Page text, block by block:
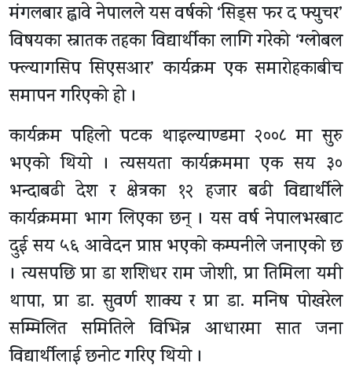
मंगलबार ह्वावे नेपालले यस वर्षको ‘सिड्स फर द फ्युचर’
विषयका स्नातक तहका विद्यार्थीका लागि गरेको ‘ग्लोबल
फ्ल्यागसिप सिएसआर’ कार्यक्रम एक समारोहकाबीच
समापन गरिएको हाे ।
कार्यक्रम पहिलो पटक थाइल्याण्डमा २००८ मा सुरु
भएको थियो । त्यसयता कार्यक्रममा एक सय ३०
भन्दाबढी देश र क्षेत्रका १२ हजार बढी विद्यार्थीले
कार्यक्रममा भाग लिएका छन् । यस वर्ष नेपालभरबाट
दुई सय ५६ आवेदन प्राप्त भएको कम्पनीले जनाएको छ
। त्यसपछि प्रा डा शशिधर राम जोशी, प्रा तिमिला यमी
थापा, प्रा डा. सुवर्ण शाक्य र प्रा डा. मनिष पोखरेल
सम्मिलित समितिले विभिन्न आधारमा सात जना
विद्यार्थीलाई छनोट गरिए थियो ।